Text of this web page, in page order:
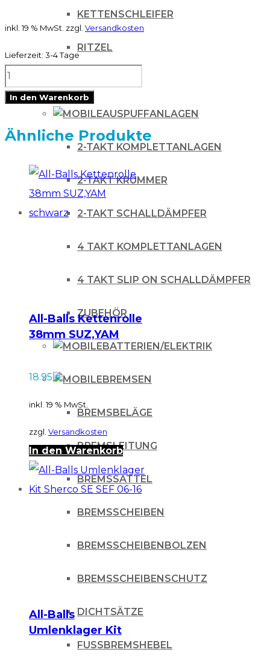
KETTENSCHLEIFER
RITZEL
AUSPUFFANLAGEN
2-TAKT KOMPLETTANLAGEN
2-TAKT KRÜMMER
2-TAKT SCHALLDÄMPFER
4 TAKT KOMPLETTANLAGEN
4 TAKT SLIP ON SCHALLDÄMPFER
ZUBEHÖR
BATTERIEN/ELEKTRIK
BREMSEN
BREMSBELÄGE
BREMSLEITUNG
BREMSSATTEL
BREMSSCHEIBEN
BREMSSCHEIBENBOLZEN
BREMSSCHEIBENSCHUTZ
DICHTSÄTZE
FUSSBREMSHEBEL
inkl. 19 % MwSt. zzgl. Versandkosten
Lieferzeit: 3-4 Tage
RTechmx
Reifenmontiergerät
Menge
In den Warenkorb
Ähnliche Produkte
All-Balls Kettenrolle
38mm SUZ,YAM
schwarz
18.95€
inkl. 19 % MwSt.
zzgl. Versandkosten
In den Warenkorb
All-Balls
Umlenklager Kit
Sherco SE SEF 06-16